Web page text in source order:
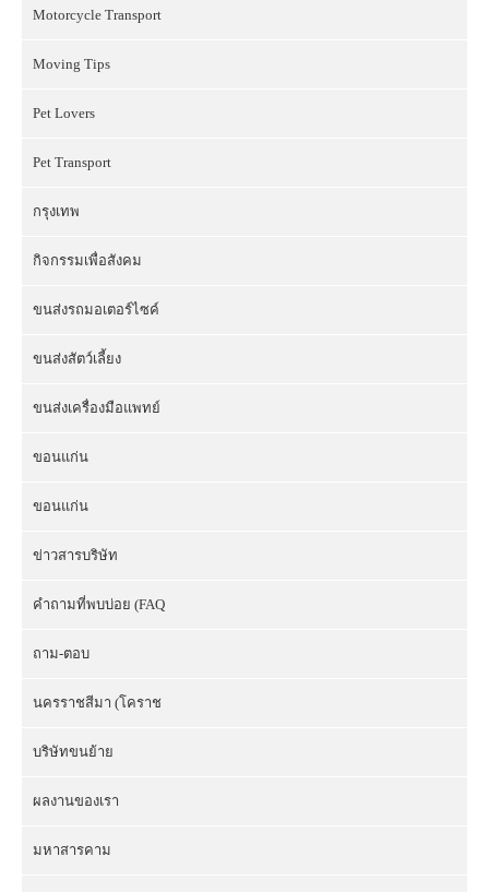
Motorcycle Transport
Moving Tips
Pet Lovers
Pet Transport
กรุงเทพ
กิจกรรมเพื่อสังคม
ขนส่งรถมอเตอร์ไซค์
ขนส่งสัตว์เลี้ยง
ขนส่งเครื่องมือแพทย์
ขอนแก่น
ขอนแก่น
ข่าวสารบริษัท
คำถามที่พบบ่อย (FAQ
ถาม-ตอบ
นครราชสีมา (โคราช
บริษัทขนย้าย
ผลงานของเรา
มหาสารคาม